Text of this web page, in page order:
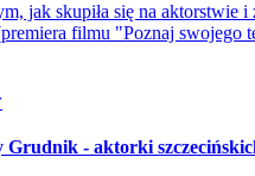
jak skupiła się na aktorstwie i
filmu "Poznaj swojego
Grudnik - aktorki